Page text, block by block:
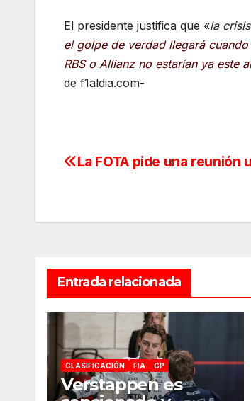
El presidente justifica que «la
el golpe de verdad llegará
RBS o Allianz no estarían ya este
de f1aldia.com-
Navegación
entradas
La FOTA pide una reunión
Entrada relacionada
CLASIFICACIÓN FIA GP
Verstappen es